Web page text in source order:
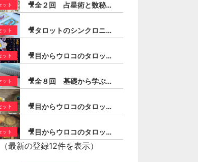
ット 🎥全２回 占星術と数秘術シンボルを交えたタロットリーディング技法（宏林）
ット 🎥タロットのシンクロニシティ・コンビネーションリーディング（宏林）
ット 🎥目からウロコのタロットリーディング入門（宏林）
ット 🎥全８回 基礎から学ぶ！実践タロット／大アルカナ編（宏林）
ット 🎥目からウロコのタロットリーディング／ストーリー作りのコツ（宏林）
ット 🎥目からウロコのタロットリーディング／１年を読む！（宏林）
（最新の登録12件を表示）